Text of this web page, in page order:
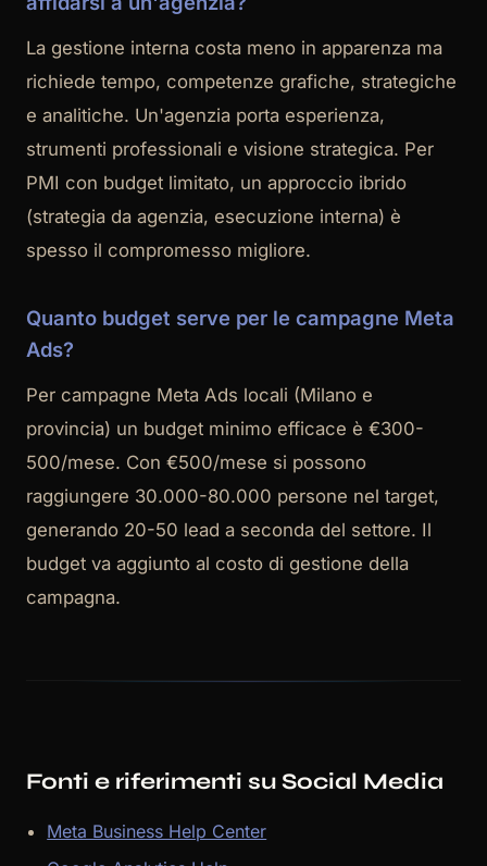
La gestione interna costa meno in apparenza ma
richiede tempo, competenze grafiche, strategiche
e analitiche. Un'agenzia porta esperienza,
strumenti professionali e visione strategica. Per
PMI con budget limitato, un approccio ibrido
(strategia da agenzia, esecuzione interna) è
spesso il compromesso migliore.
Quanto budget serve per le campagne Meta
Ads?
Per campagne Meta Ads locali (Milano e
provincia) un budget minimo efficace è €300-
500/mese. Con €500/mese si possono
raggiungere 30.000-80.000 persone nel target,
generando 20-50 lead a seconda del settore. Il
budget va aggiunto al costo di gestione della
campagna.
Fonti e riferimenti su Social Media
Meta Business Help Center